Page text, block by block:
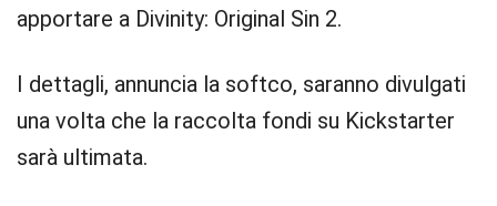
apportare a Divinity: Original Sin 2.
I dettagli, annuncia la softco, saranno divulgati
una volta che la raccolta fondi su Kickstarter
sarà ultimata.